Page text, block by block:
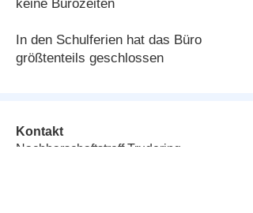
keine Bürozeiten
In den Schulferien hat das Büro
größtenteils geschlossen
Kontakt
Nachbarschaftstreff Trudering